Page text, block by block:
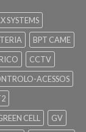
SYSTEMS
BPT CAME
CCTV
ACESSOS
CELL
GV